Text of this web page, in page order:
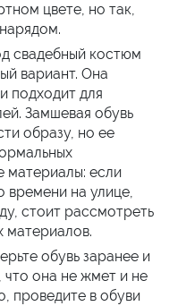
цвете, но так,
свадебный костюм
вариант. Она
подходит для
Замшевая обувь
образу, но ее
материалы: если
времени на улице,
стоит рассмотреть
материалов.
обувь заранее и
что она не жмет и не
проведите в обуви